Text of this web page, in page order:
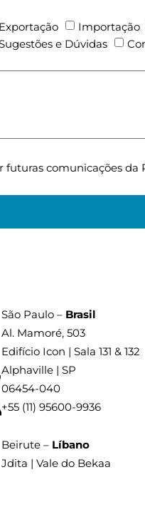
Exportação Importação
e Dúvidas
futuras comunicações da
São Paulo – Brasil
Al. Mamoré, 503
Edifício Icon | Sala 131 & 132
Alphaville | SP
06454-040
+55 (11) 95600-9936
Beirute – Líbano
Jdita | Vale do Bekaa